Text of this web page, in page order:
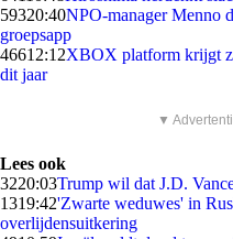
59320:40NPO-manager Menno
groepsapp
46612:12XBOX platform krijgt
dit jaar
▼
Lees ook
3220:03Trump wil dat J.D.
1319:42'Zwarte weduwes' in
overlijdensuitkering